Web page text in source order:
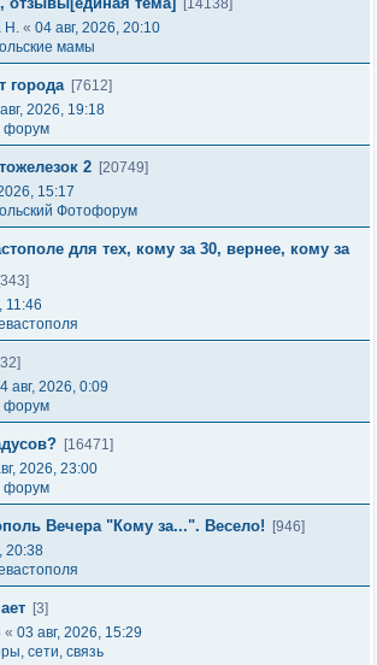
[14138]
Н. « 04 авг, 2026, 20:10
мамы
города [7612]
2026, 19:18
форум
2 [20749]
15:17
Фотофорум
для тех, кому за 30, вернее, кому за
[343]
11:46
авг, 2026, 0:09
форум
[16471]
2026, 23:00
форум
Вечера "Кому за...". Весело!
[946]
20:38
[3]
« 03 авг, 2026, 15:29
сети, связь